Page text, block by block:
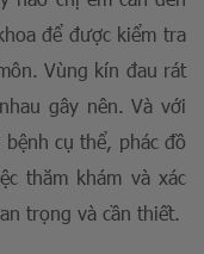
để được kiểm tra
Vùng kín đau rát
gây nên. Và với
cụ thể, phác đồ
thăm khám và xác
trọng và cần thiết.